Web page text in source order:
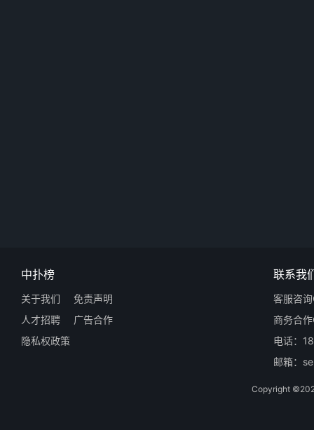
中扑榜
关于我们
免责声明
人才招聘
广告合作
隐私权政策
联系我
客服咨
商务合
电话：
邮箱：
Copyright